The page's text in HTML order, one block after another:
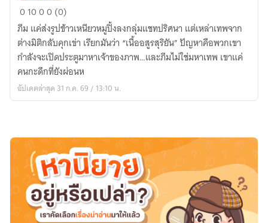
กลุ่ม
แชท
ข้าม
ภพ:
ผม
คือ
มหาเทพ
ใคร
เคย
เห็น
01000 (0)
ภีม แค่ส่งรูปข้าวเหนียวหมูปิ้งลงกลุ่มแชทปริศนา แต่เหล่าเทพจาก
ต่างมิติกลับคุกเข่า เรียกมันว่า “เนื้ออสูรสุริยัน” ปัญหาคือพวกเขา
กำลังจะเปิดประตูมาหาเจ้าของภาพ…และภีมไม่ใช่มหาเทพ เขาแค่
คนกะดึกที่ยังผ่อนห
อัปเดตล่าสุด 31 ก.ค. 69 / 13:10 น.